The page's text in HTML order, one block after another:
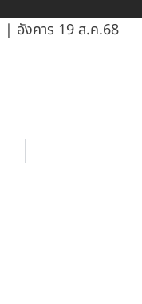
| อังคาร 19 ส.ค.68